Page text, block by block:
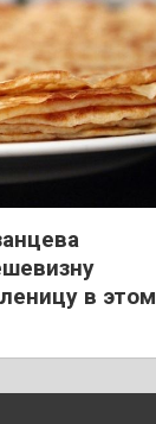
в этом